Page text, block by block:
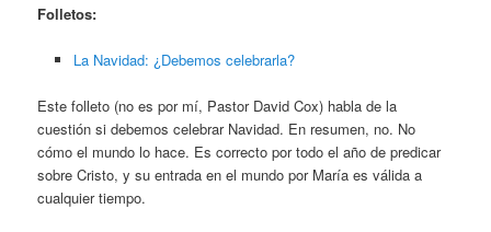
Folletos:
La Navidad: ¿Debemos celebrarla?
Este folleto (no es por mí, Pastor David Cox) habla de la
cuestión si debemos celebrar Navidad. En resumen, no. No
cómo el mundo lo hace. Es correcto por todo el año de predicar
sobre Cristo, y su entrada en el mundo por María es válida a
cualquier tiempo.